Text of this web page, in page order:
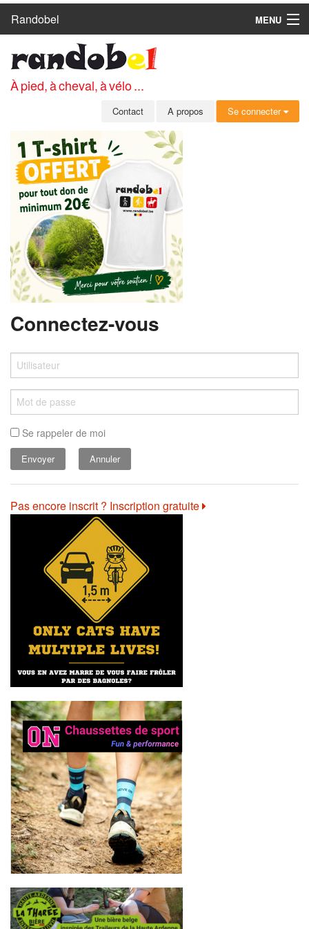
Randobel
MENU
CIRCUITS
CLUBS
MEMBRES
SE CONNECTER
INSCRIPTION GRATUITE
MOT DE PASSE OUBLIÉ
À pied, à cheval, à vélo ...
Contact A propos Se connecter
Connectez-vous
Se rappeler de moi
Annuler
Pas encore inscrit ? Inscription gratuite